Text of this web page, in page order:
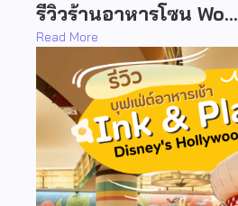
รีวิวร้านอาหารโซน Wo…
Read More